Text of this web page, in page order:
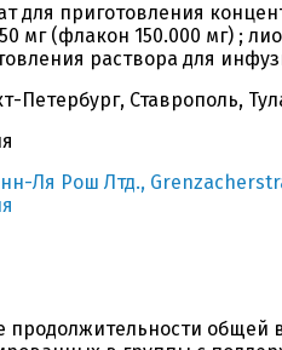
для приготовления
мг (флакон 150.000 мг) ;
раствора для
Петербург, Ставрополь,
Ля Рош Лтд.,
продолжительности общей